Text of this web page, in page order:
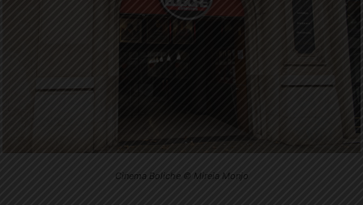
Cinema Boliche © Mireia Monjo